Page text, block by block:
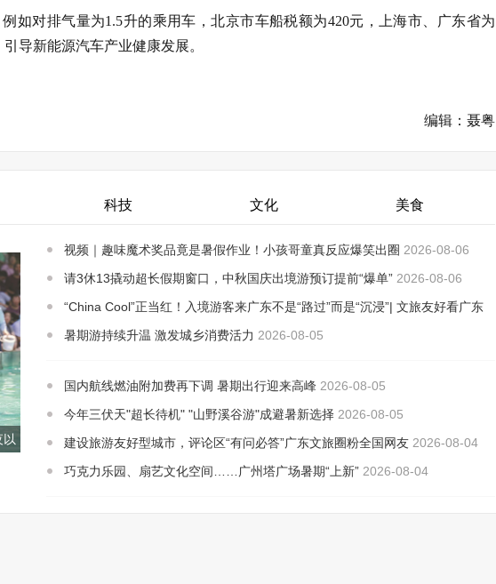
如对排气量为1.5升的乘用车，北京市车船税额为420元，上海市、广东省为
导新能源汽车产业健康发展。
编辑：聂粤